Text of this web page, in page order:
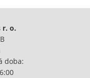
r. o.
doba: